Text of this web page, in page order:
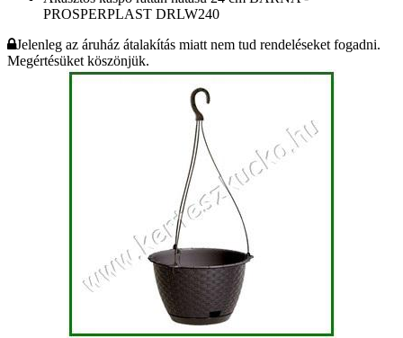
PROSPERPLAST DRLW240
Jelenleg az áruház átalakítás miatt nem tud rendeléseket fogadni.
Megértésüket köszönjük.